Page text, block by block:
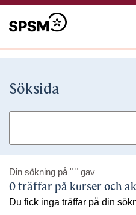
Söksida
Din sökning på " " gav
0 träffar på kurser och
Du fick inga träffar på din